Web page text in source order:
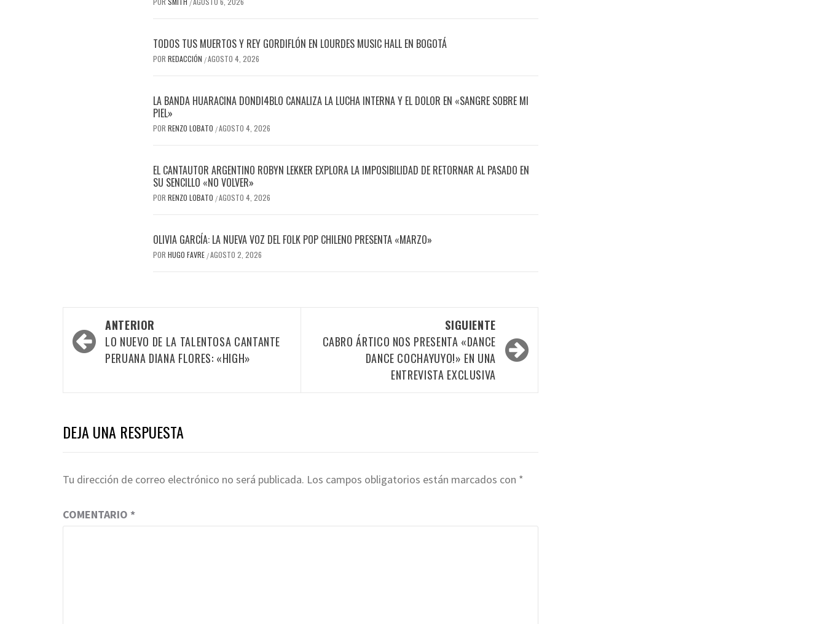
/
TODOS TUS MUERTOS Y REY GORDIFLÓN EN LOURDES MUSIC HALL EN BOGOTÁ
POR REDACCIÓN /AGOSTO 4, 2026
LA BANDA HUARACINA DONDI4BLO CANALIZA LA LUCHA INTERNA Y EL DOLOR EN «SANGRE SOBRE MI
PIEL»
POR RENZO LOBATO /AGOSTO 4, 2026
EL CANTAUTOR ARGENTINO ROBYN LEKKER EXPLORA LA IMPOSIBILIDAD DE RETORNAR AL PASADO EN
SU SENCILLO «NO VOLVER»
POR RENZO LOBATO /AGOSTO 4, 2026
OLIVIA GARCÍA: LA NUEVA VOZ DEL FOLK POP CHILENO PRESENTA «MARZO»
POR HUGO FAVRE /AGOSTO 2, 2026
Navegación
por
ANTERIOR
LO NUEVO DE LA TALENTOSA CANTANTE
PERUANA DIANA FLORES: «HIGH»
SIGUIENTE
CABRO ÁRTICO NOS PRESENTA «DANCE
DANCE COCHAYUYO!» EN UNA
ENTREVISTA EXCLUSIVA
DEJA UNA RESPUESTA
Tu dirección de correo electrónico no será publicada. Los campos obligatorios están marcados con *
COMENTARIO *